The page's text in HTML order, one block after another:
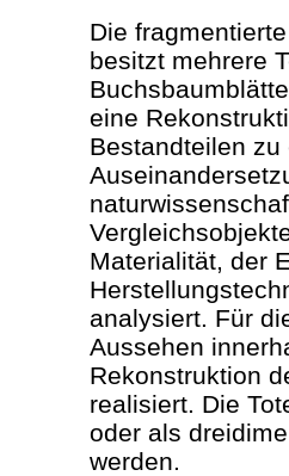
Die
besitzt mehrere
eine
Bestandteilen
Materialität, der
analysiert. Für
Aussehen
Rekonstruktion
realisiert. Die
oder als
werden.